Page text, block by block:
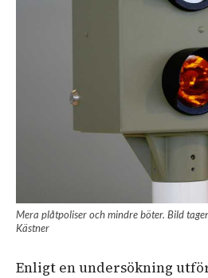
Mera plåtpoliser och mindre böter. Bild
Kästner
Enligt en undersökning